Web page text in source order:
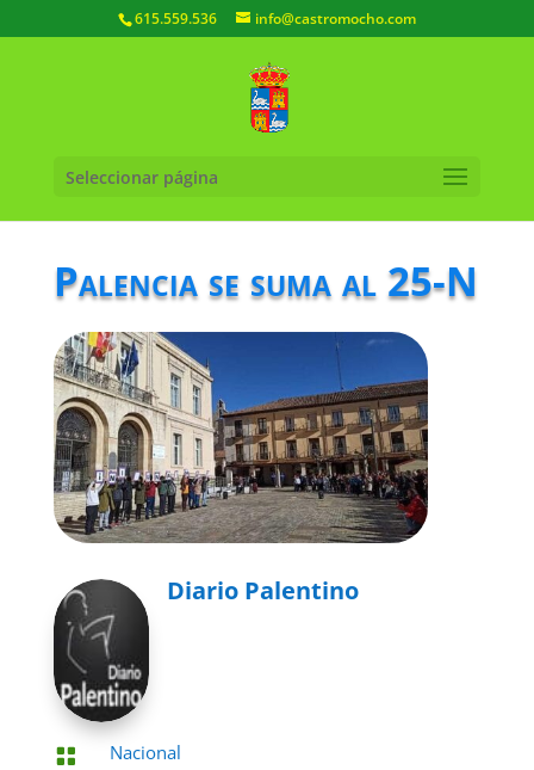
615.559.536 info@castromocho.com
Seleccionar página
Palencia se suma al 25-N
Diario Palentino

Nacional